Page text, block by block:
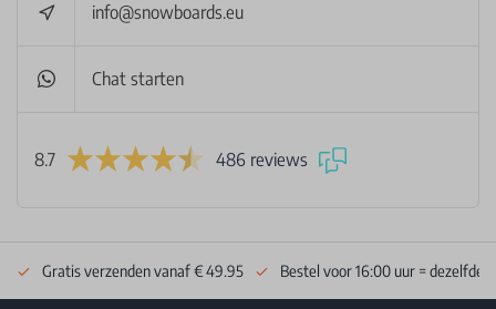
info@snowboards.eu
Chat starten
8.7 486 reviews
Gratis verzenden vanaf € 49.95 Bestel voor 16:00 uur = dezelfde